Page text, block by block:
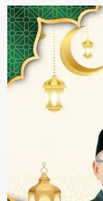
Rokok Ilegal